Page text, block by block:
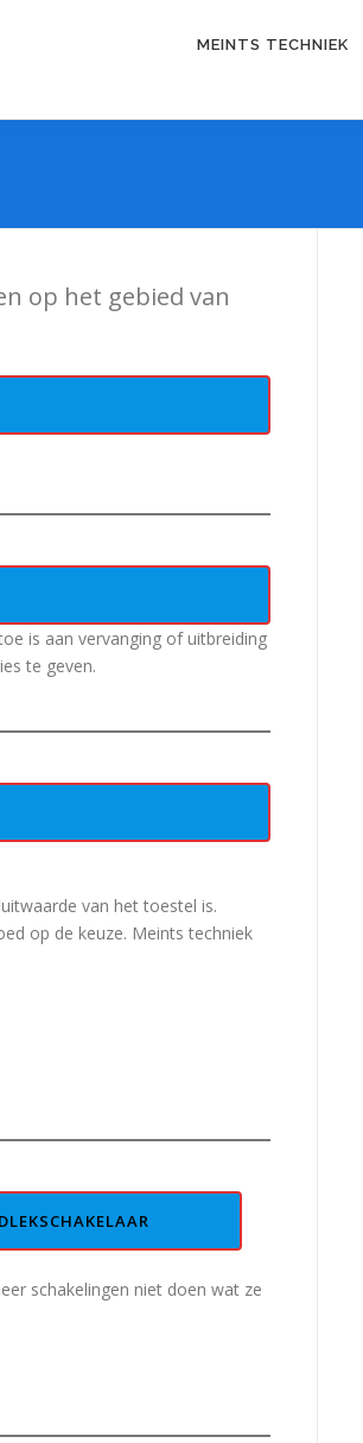
MEINTS TECHNIEK
op het gebied van
is aan vervanging of uitbreiding
te geven.
van het toestel is.
op de keuze. Meints techniek
schakelingen niet doen wat ze